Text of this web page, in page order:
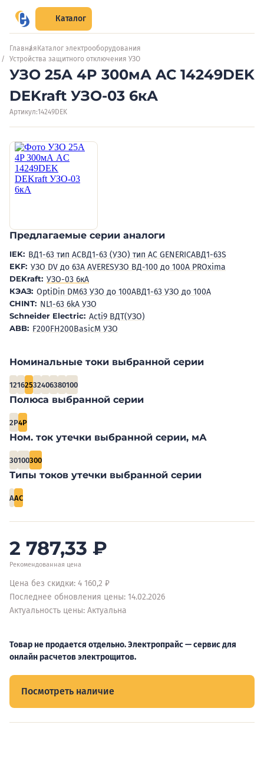
Каталог
Главная Каталог электрооборудования
Устройства защитного отключения УЗО
УЗО 25А 4P 300мА AC 14249DEK
DEKraft УЗО-03 6кА
Артикул:14249DEK
Предлагаемые серии аналоги
IEK: ВД1-63 тип АСВД1-63 (УЗО) тип AC GENERICAВД1-63S
EKF: УЗО DV до 63А AVERESУЗО ВД-100 до 100А PROxima
DEKraft: УЗО-03 6кА
КЭАЗ: OptiDin DM63 УЗО до 100АВД1-63 УЗО до 100А
CHINT: NL1-63 6kA УЗО
Schneider Electric: Acti9 ВДТ(УЗО)
ABB: F200FH200BasicM УЗО
Номинальные токи выбранной серии
12162532406380100
Полюса выбранной серии
2P4P
Ном. ток утечки выбранной серии, мА
30100300
Типы токов утечки выбранной серии
AAC
2 787,33 ₽
Рекомендованная цена
Цена без скидки: 4 160,2 ₽
Последнее обновления цены: 14.02.2026
Актуальность цены: Актуальна
Товар не продается отдельно. Электропрайс — сервис для
онлайн расчетов электрощитов.
Посмотреть наличие